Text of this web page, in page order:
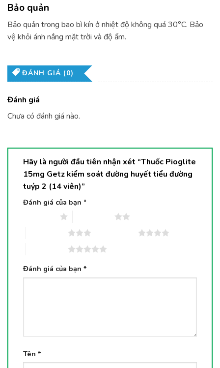
Bảo quản
Bảo quản trong bao bì kín ở nhiệt độ không quá 30°C. Bảo
vệ khỏi ánh nắng mặt trời và độ ẩm.
ĐÁNH GIÁ (0)
Đánh giá
Chưa có đánh giá nào.
Hãy là người đầu tiên nhận xét “Thuốc Pioglite
15mg Getz kiểm soát đường huyết tiểu đường
tuýp 2 (14 viên)”
Đánh giá của bạn *
Đánh giá của bạn *
Tên *